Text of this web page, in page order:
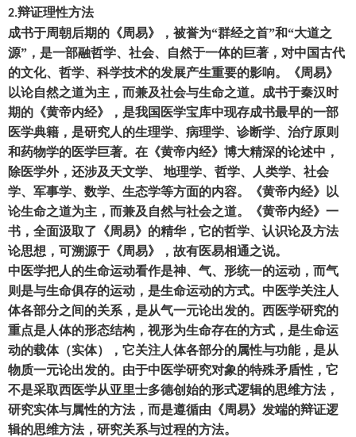
2.辩证理性方法
成书于周朝后期的《周易》
， 被誉为“群经之首”和“大道之
源” ， 是一部融哲学、社会、自然于一体的巨著 ， 对中国古代
的文化、哲学、科学技术的发展产生重要的影响。《周易》
以论自然之道为主 ， 而兼及社会与生命之道。成书于秦汉时
期的《黄帝内经》
， 是我国医学宝库中现存成书最早的一部
医学典籍 ， 是研究人的生理学、病理学、诊断学、治疗原则
和药物学的医学巨著。在《黄帝内经》博大精深的论述中 ，
除医学外， 还涉及天文学、
地理学、哲学、人类学、社会
学、军事学、数学、生态学等方面的内容。《黄帝内经》以
论生命之道为主 ， 而兼及自然与社会之道。《黄帝内经》一
书 ， 全面汲取了《周易》的精华， 它的哲学、认识论及方法
论思想 ， 可溯源于《周易》 ， 故有医易相通之说。
中医学把人的生命运动看作是神、气、形统一的运动 ， 而气
则是与生命俱存的运动 ， 是生命运动的方式。中医学关注人
体各部分之间的关系 ， 是从气一元论出发的。西医学研究的
重点是人体的形态结构 ， 视形为生命存在的方式 ， 是生命运
动的载体（实体）， 它关注人体各部分的属性与功能，是从
物质一元论出发的。由于中医学研究对象的特殊矛盾性 ， 它
不是采取西医学从亚里士多德创始的形式逻辑的思维方法，
研究实体与属性的方法， 而是遵循由《周易》发端的辩证逻
辑的思维方法， 研究关系与过程的方法。